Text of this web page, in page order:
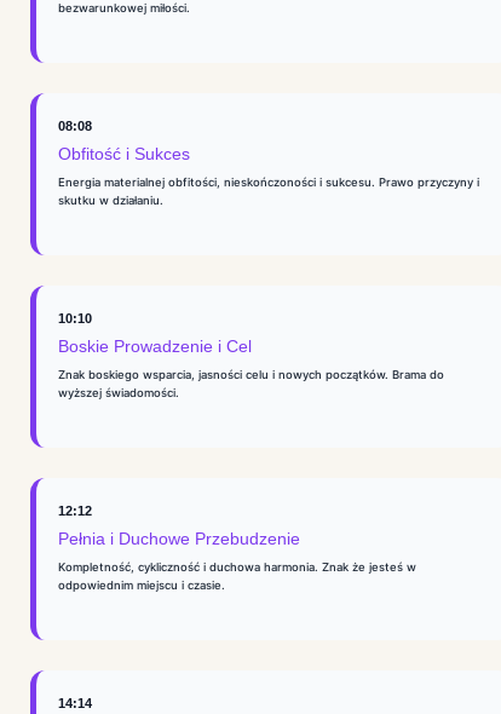
bezwarunkowej miłości.
08:08
Obfitość i Sukces
Energia materialnej obfitości, nieskończoności i sukcesu. Prawo przyczyny i
skutku w działaniu.
10:10
Boskie Prowadzenie i Cel
Znak boskiego wsparcia, jasności celu i nowych początków. Brama do
wyższej świadomości.
12:12
Pełnia i Duchowe Przebudzenie
Kompletność, cykliczność i duchowa harmonia. Znak że jesteś w
odpowiednim miejscu i czasie.
14:14